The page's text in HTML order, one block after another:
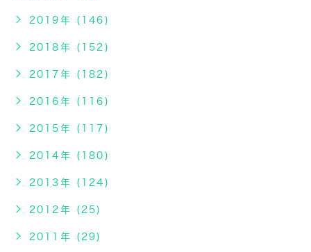
2019年 (146)
2018年 (152)
2017年 (182)
2016年 (116)
2015年 (117)
2014年 (180)
2013年 (124)
2012年 (25)
2011年 (29)